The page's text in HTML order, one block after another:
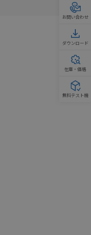
お問い合わせ
ダウンロード
在庫・価格
無料テスト機